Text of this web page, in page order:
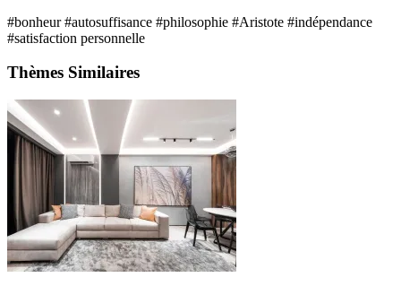
#bonheur#autosuffisance #philosophie #Aristote #indépendance
#satisfaction personnelle
Thèmes Similaires